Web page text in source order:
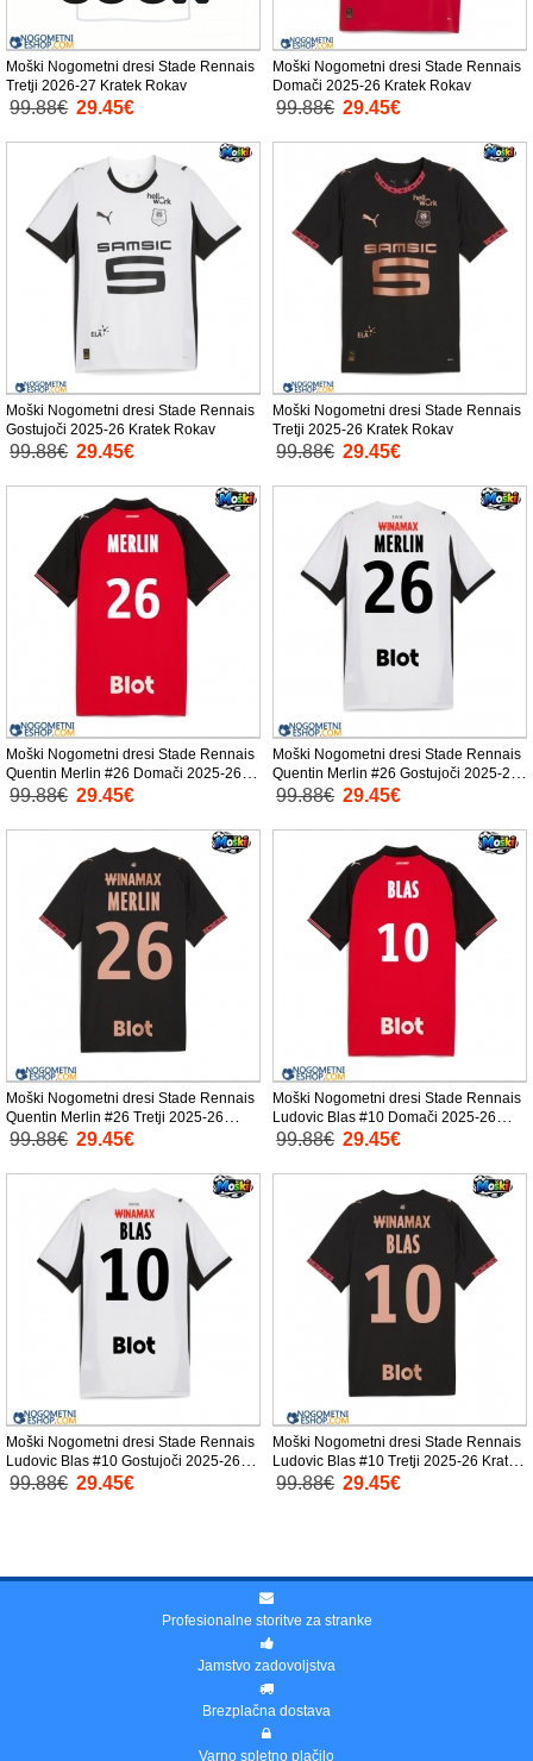
Moški Nogometni dresi Stade Rennais
Tretji 2026-27 Kratek Rokav
99.88€ 29.45€
Moški Nogometni dresi Stade Rennais
Domači 2025-26 Kratek Rokav
99.88€ 29.45€
Moški Nogometni dresi Stade Rennais
Gostujoči 2025-26 Kratek Rokav
99.88€ 29.45€
Moški Nogometni dresi Stade Rennais
Tretji 2025-26 Kratek Rokav
99.88€ 29.45€
Moški Nogometni dresi Stade Rennais
Quentin Merlin #26 Domači 2025-26
Kratek Rokav
99.88€ 29.45€
Moški Nogometni dresi Stade Rennais
Quentin Merlin #26 Gostujoči 2025-26
Kratek Rokav
99.88€ 29.45€
Moški Nogometni dresi Stade Rennais
Quentin Merlin #26 Tretji 2025-26
Kratek Rokav
99.88€ 29.45€
Moški Nogometni dresi Stade Rennais
Ludovic Blas #10 Domači 2025-26
Kratek Rokav
99.88€ 29.45€
Moški Nogometni dresi Stade Rennais
Ludovic Blas #10 Gostujoči 2025-26
Kratek Rokav
99.88€ 29.45€
Moški Nogometni dresi Stade Rennais
Ludovic Blas #10 Tretji 2025-26 Kratek
Rokav
99.88€ 29.45€
Profesionalne storitve za stranke
Jamstvo zadovoljstva
Brezplačna dostava
Varno spletno plačilo